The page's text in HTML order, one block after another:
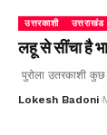
उत्तरकाशी उत्तराखंड
लहू से सींचा है
पुरोला उतरकाशी
Lokesh Badoni